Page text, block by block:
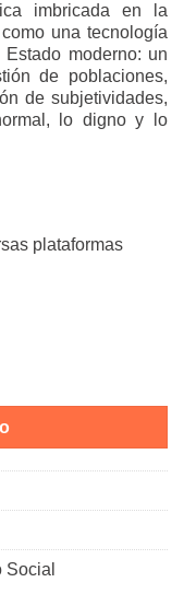
imbricada en la
una tecnología
moderno: un
de poblaciones,
de subjetividades,
lo digno y lo
plataformas
crítica cantidad
Social